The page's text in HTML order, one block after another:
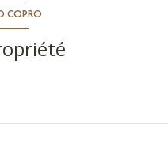
COPRO